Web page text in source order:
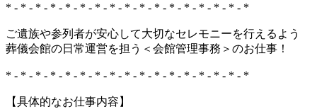
* - * - * - * - * - * - * - * - * - * - * - * - * - * - * - * - *
ご遺族や参列者が安心して大切なセレモニーを行えるよう
葬儀会館の日常運営を担う＜会館管理事務＞のお仕事！
* - * - * - * - * - * - * - * - * - * - * - * - * - * - * - * - *
【具体的なお仕事内容】